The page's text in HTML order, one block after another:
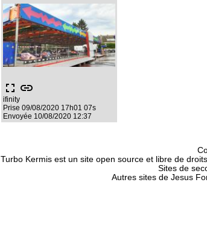
fullscreen link
ifinity
Prise 09/08/2020 17h01 07s
Envoyée 10/08/2020 12:37
Turbo Kermis est un site open source et libre de
Sites de
Autres sites de Jesus